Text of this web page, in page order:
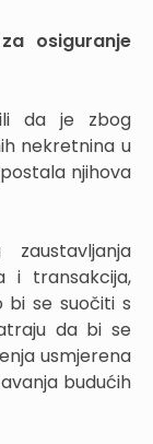
osiguranje
da je zbog
nekretnina u
njihova
i transakcija,
bi se suočiti s
da bi se
usmjerena
budućih